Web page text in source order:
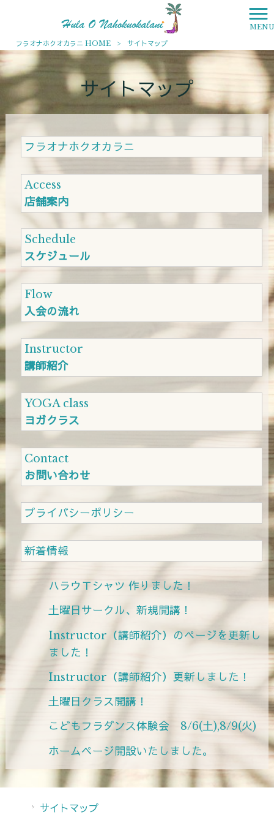
MENU
フラオナホクオカラニ HOME
> サイトマップ
サイトマップ
フラオナホクオカラニ
Access
店舗案内
Schedule
スケジュール
Flow
入会の流れ
Instructor
講師紹介
YOGA class
ヨガクラス
Contact
お問い合わせ
プライバシーポリシー
新着情報
ハラウＴシャツ 作りました！
土曜日サークル、新規開講！
Instructor（講師紹介）のページを更新し
ました！
Instructor（講師紹介）更新しました！
土曜日クラス開講！
こどもフラダンス体験会 8/6(土),8/9(火)
ホームページ開設いたしました。
サイトマップ